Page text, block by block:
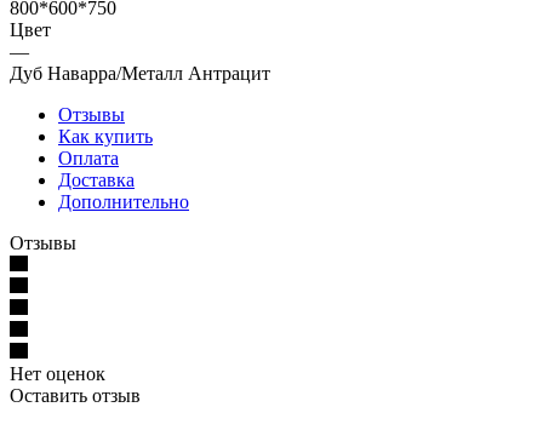
800*600*750
Цвет
—
Дуб Наварра/Металл Антрацит
Отзывы
Как купить
Оплата
Доставка
Дополнительно
Отзывы
Нет оценок
Оставить отзыв